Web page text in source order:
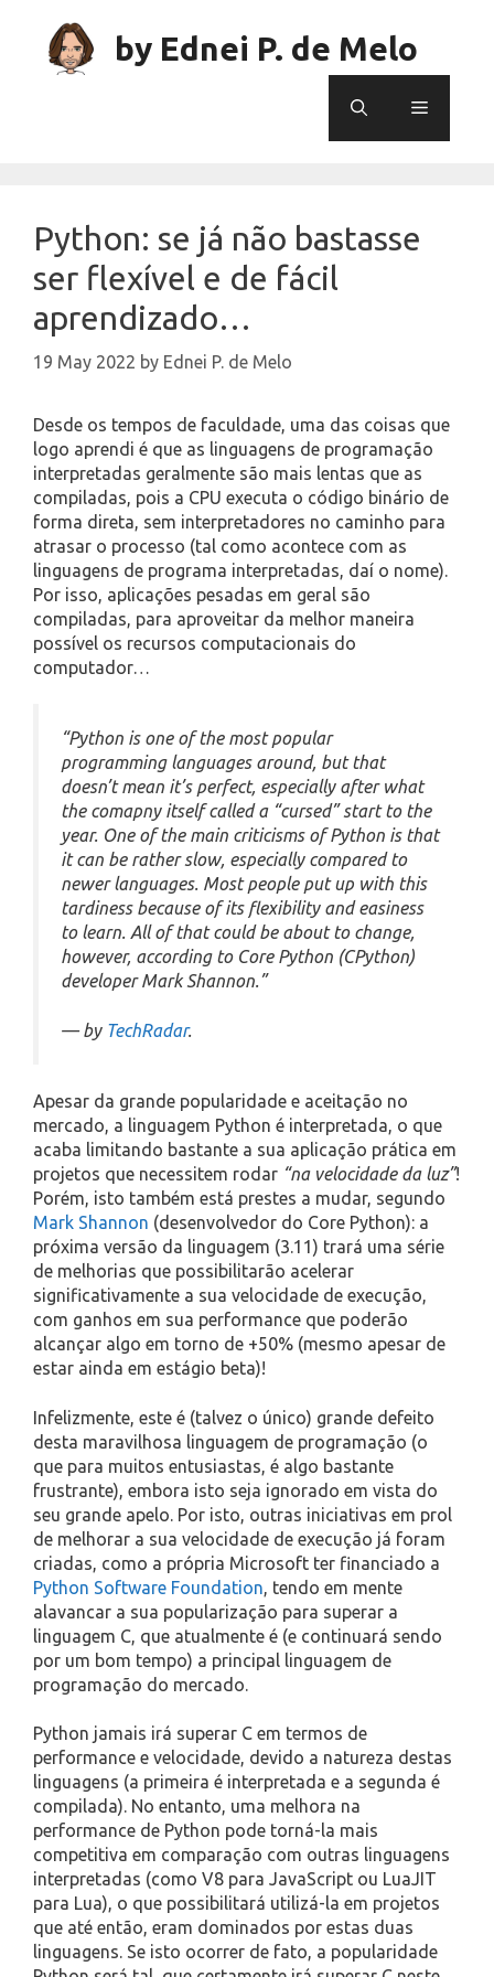
content
by Ednei P. de Melo
Menu
Python: se já não bastasse
ser flexível e de fácil
aprendizado…
19 May 2022 by Ednei P. de Melo
Desde os tempos de faculdade, uma das coisas que
logo aprendi é que as linguagens de programação
interpretadas geralmente são mais lentas que as
compiladas, pois a CPU executa o código binário de
forma direta, sem interpretadores no caminho para
atrasar o processo (tal como acontece com as
linguagens de programa interpretadas, daí o nome).
Por isso, aplicações pesadas em geral são
compiladas, para aproveitar da melhor maneira
possível os recursos computacionais do
computador…
“Python is one of the most popular
programming languages around, but that
doesn’t mean it’s perfect, especially after what
the comapny itself called a “cursed” start to the
year. One of the main criticisms of Python is that
it can be rather slow, especially compared to
newer languages. Most people put up with this
tardiness because of its flexibility and easiness
to learn. All of that could be about to change,
however, according to Core Python (CPython)
developer Mark Shannon.”
— by TechRadar.
Apesar da grande popularidade e aceitação no
mercado, a linguagem Python é interpretada, o que
acaba limitando bastante a sua aplicação prática em
projetos que necessitem rodar “na velocidade da luz”!
Porém, isto também está prestes a mudar, segundo
Mark Shannon (desenvolvedor do Core Python): a
próxima versão da linguagem (3.11) trará uma série
de melhorias que possibilitarão acelerar
significativamente a sua velocidade de execução,
com ganhos em sua performance que poderão
alcançar algo em torno de +50% (mesmo apesar de
estar ainda em estágio beta)!
Infelizmente, este é (talvez o único) grande defeito
desta maravilhosa linguagem de programação (o
que para muitos entusiastas, é algo bastante
frustrante), embora isto seja ignorado em vista do
seu grande apelo. Por isto, outras iniciativas em prol
de melhorar a sua velocidade de execução já foram
criadas, como a própria Microsoft ter financiado a
Python Software Foundation , tendo em mente
alavancar a sua popularização para superar a
linguagem C, que atualmente é (e continuará sendo
por um bom tempo) a principal linguagem de
programação do mercado.
Python jamais irá superar C em termos de
performance e velocidade, devido a natureza destas
linguagens (a primeira é interpretada e a segunda é
compilada). No entanto, uma melhora na
performance de Python pode torná-la mais
competitiva em comparação com outras linguagens
interpretadas (como V8 para JavaScript ou LuaJIT
para Lua), o que possibilitará utilizá-la em projetos
que até então, eram dominados por estas duas
linguagens. Se isto ocorrer de fato, a popularidade